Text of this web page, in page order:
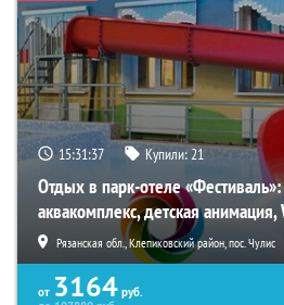
15:31:35 Купили:21
Отдых в парк-отеле
аквакомплекс, детская анимация,
Рязанская обл., Клепиковский район, пос. Чулис
от 3164 руб.